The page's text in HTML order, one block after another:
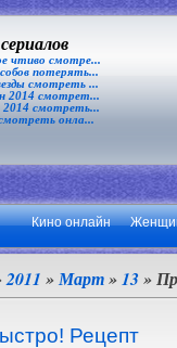
чтиво смотре...
потерять...
смотреть ...
2014 смотрет...
2014 смотреть...
онла...
Кино онлайн
2011 » Март » 13 »
Рецепт